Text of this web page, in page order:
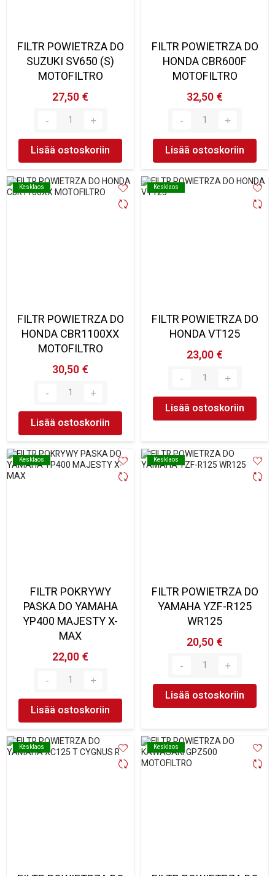
FILTR POWIETRZA DO
SUZUKI SV650 (S)
MOTOFILTRO
27,50 €
Lisää ostoskoriin
FILTR POWIETRZA DO
HONDA CBR600F
MOTOFILTRO
32,50 €
Lisää ostoskoriin
Kesklaos
Kesklaos
FILTR POWIETRZA DO
HONDA CBR1100XX
MOTOFILTRO
30,50 €
Lisää ostoskoriin
Kesklaos
Kesklaos
FILTR POWIETRZA DO
HONDA VT125
23,00 €
Lisää ostoskoriin
Kesklaos
Kesklaos
FILTR POKRYWY
PASKA DO YAMAHA
YP400 MAJESTY X-
MAX
22,00 €
Lisää ostoskoriin
Kesklaos
Kesklaos
FILTR POWIETRZA DO
YAMAHA YZF-R125
WR125
20,50 €
Lisää ostoskoriin
Kesklaos
Kesklaos Kesklaos
Kesklaos